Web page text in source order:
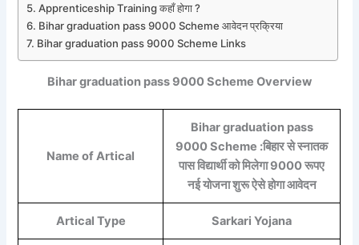
Apprenticeship Training कहाँ होगा ?
Bihar graduation pass 9000 Scheme आवेदन प्रक्रिया
Bihar graduation pass 9000 Scheme Links
Bihar graduation pass 9000 Scheme Overview
Name of Artical
Bihar graduation pass
9000 Scheme :बिहार से स्नातक
पास विद्यार्थी को मिलेगा 9000 रूपए
नई योजना शुरू ऐसे होगा आवेदन
Artical Type Sarkari Yojana